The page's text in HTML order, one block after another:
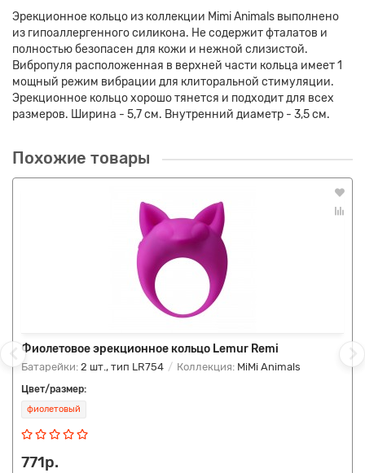
Эрекционное кольцо из коллекции Mimi Animals выполнено
из гипоаллергенного силикона. Не содержит фталатов и
полностью безопасен для кожи и нежной слизистой.
Вибропуля расположенная в верхней части кольца имеет 1
мощный режим вибрации для клиторальной стимуляции.
Эрекционное кольцо хорошо тянется и подходит для всех
размеров. Ширина - 5,7 см. Внутренний диаметр - 3,5 см.
Похожие товары
Фиолетовое эрекционное кольцо Lemur Remi
Батарейки: 2 шт., тип LR754 Коллекция: MiMi Animals
Цвет/размер:
фиолетовый
771р.